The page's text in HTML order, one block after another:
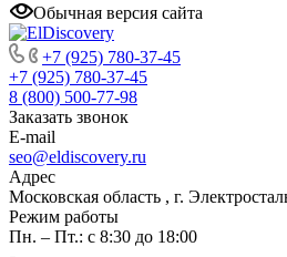
Обычная версия сайта
+7 (925) 780-37-45
+7 (925) 780-37-45
8 (800) 500-77-98
Заказать звонок
E-mail
seo@eldiscovery.ru
Адрес
Московская область , г.
Режим работы
Пн. – Пт.: с 8:30 до 18:00